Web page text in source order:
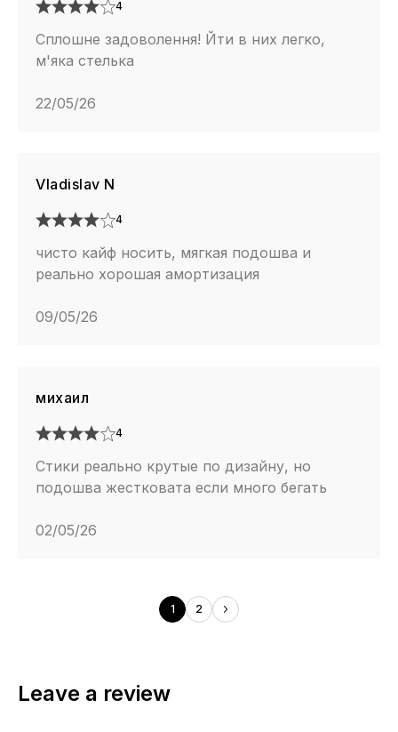
4
Сплошне задоволення! Йти в них легко,
м'яка стелька
22/05/26
Vladislav N
4
чисто кайф носить, мягкая подошва и
реально хорошая амортизация
09/05/26
михаил
4
Стики реально крутые по дизайну, но
подошва жестковата если много бегать
02/05/26
1 2
Leave a review